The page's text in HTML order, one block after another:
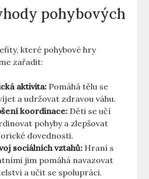
pohybových
které pohybové hry
zařadit:
aktivita: Pomáhá tělu se
a udržovat zdravou váhu.
koordinace: Děti se učí
pohyby a zlepšovat
dovednosti.
sociálních vztahů: Hraní s
jim pomáhá navazovat
a učit se spolupráci.